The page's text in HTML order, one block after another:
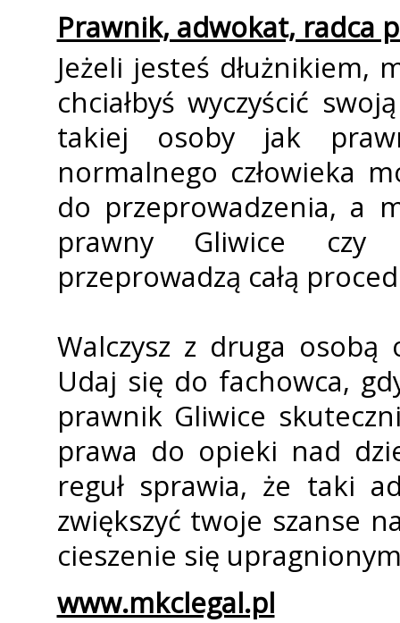
Prawnik, adwokat, radca
Jeżeli jesteś dłużnikiem,
chciałbyś wyczyścić
takiej osoby jak
normalnego człowieka
do przeprowadzenia, a
prawny Gliwice czy
przeprowadzą całą
Walczysz z druga
Udaj się do fachowca,
prawnik Gliwice
prawa do opieki nad
reguł sprawia, że taki
zwiększyć twoje szanse
cieszenie się
www.mkclegal.pl